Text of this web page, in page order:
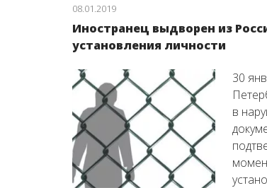
08.01.2019
Иностранец выдворен из
установления личности
30
в